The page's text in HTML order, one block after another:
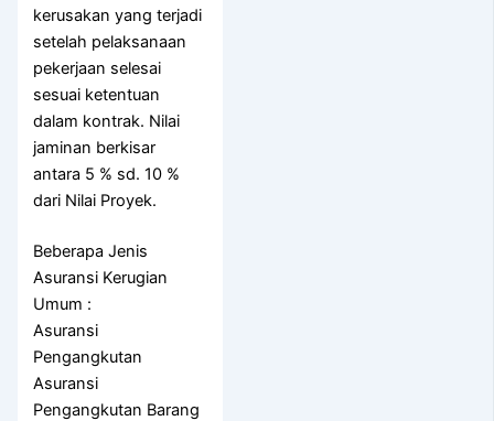
kerusakan yang terjadi
setelah pelaksanaan
pekerjaan selesai
sesuai ketentuan
dalam kontrak. Nilai
jaminan berkisar
antara 5 % sd. 10 %
dari Nilai Proyek.
Beberapa Jenis
Asuransi Kerugian
Umum :
Asuransi
Pengangkutan
Asuransi
Pengangkutan Barang